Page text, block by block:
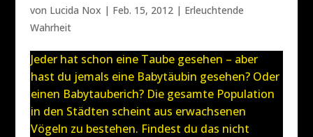
von Lucida Nox | Feb. 15, 2012| Erleuchtende
Wahrheit
Jeder hat schon eine Taube gesehen – aber
hast du jemals eine Babytäubin gesehen? Oder
einen Babytauberich? Die gesamte Population
in den Städten scheint aus erwachsenen
Vögeln zu bestehen. Findest du das nicht